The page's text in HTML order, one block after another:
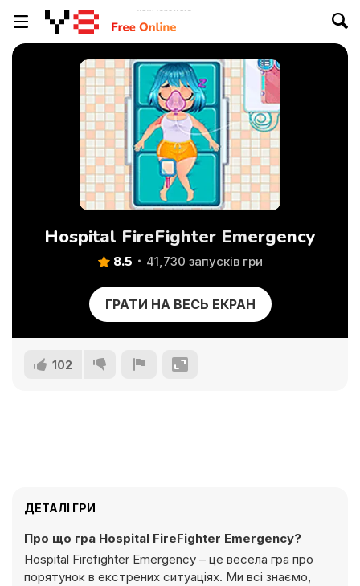
Hospital FireFighter Emergency
8.5 41,730 запусків гри
ГРАТИ НА ВЕСЬ ЕКРАН
102
ДЕТАЛІ ГРИ
Про що гра Hospital FireFighter Emergency?
Hospital Firefighter Emergency – це весела гра про
порятунок в екстрених ситуаціях. Ми всі знаємо,